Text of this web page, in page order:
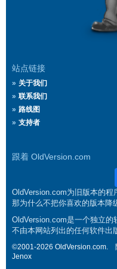
站点链接
关于我们
联系我们
路线图
支持者
跟着 OldVersion.com
OldVersion.com为旧版本的
那为什么不把你喜欢的版本降
OldVersion.com是一个独立
不由本网站列出的任何软件出
©2001-2026 OldVersion.com.
Jenox